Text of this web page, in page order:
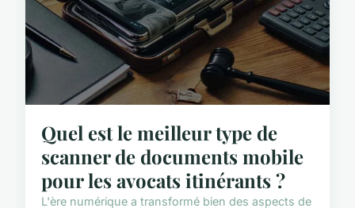
Quel est le meilleur type de
scanner de documents mobile
pour les avocats itinérants ?
L'ère numérique a transformé bien des aspects de